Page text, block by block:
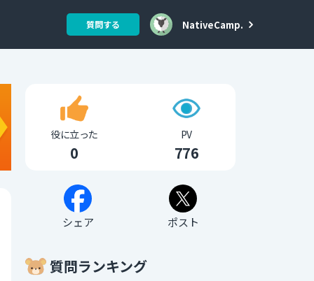
質問する NativeCamp.
役に立った
0
PV
776
シェア ポスト
質問ランキング